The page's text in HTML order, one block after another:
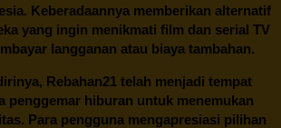
Keberadaannya memberikan alternatif
yang ingin menikmati film dan serial TV
langganan atau biaya tambahan.
Rebahan21 telah menjadi tempat
penggemar hiburan untuk menemukan
Para pengguna mengapresiasi pilihan